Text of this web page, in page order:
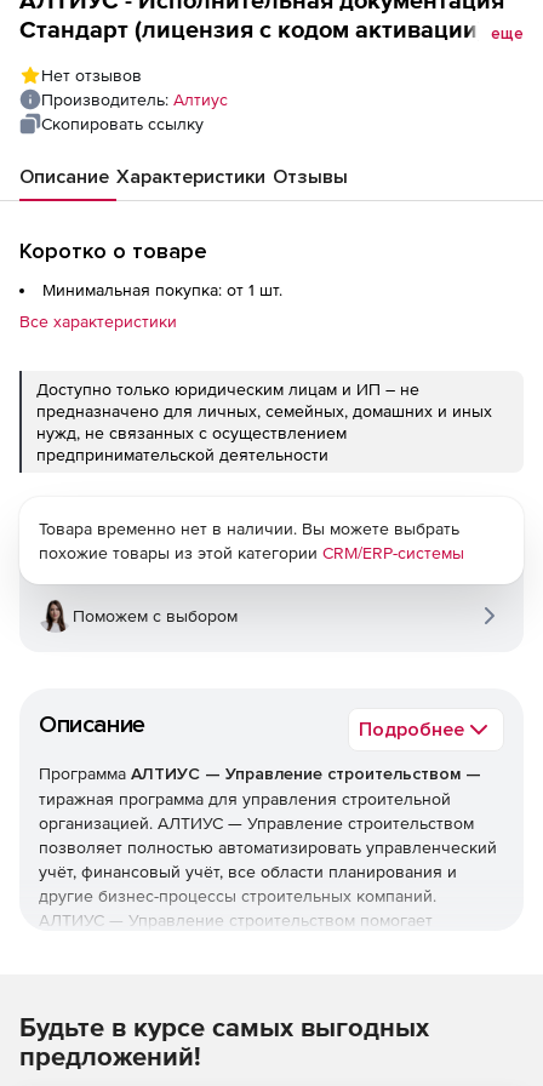
Стандарт (лицензия с кодом активации),
еще
Нет отзывов
Производитель: Алтиус
Скопировать ссылку
Описание Характеристики Отзывы
Коротко о товаре
Минимальная покупка: от 1 шт.
Все характеристики
Доступно только юридическим лицам и ИП – не
предназначено для личных, семейных, домашних и иных
нужд, не связанных с осуществлением
предпринимательской деятельности
Описание Подробнее
Программа АЛТИУС — Управление строительством —
тиражная программа для управления строительной
организацией. АЛТИУС — Управление строительством
позволяет полностью автоматизировать управленческий
учёт, финансовый учёт, все области планирования и
другие бизнес-процессы строительных компаний.
АЛТИУС — Управление строительством помогает
планы, автоматизировать документооборот, получать ряд
отчётов, максимально повысить уровень организации
Товара временно нет в наличии. Вы можете выбрать
похожие товары из этой категории CRM/ERP-системы
Поможем с выбором
Будьте в курсе самых выгодных
предложений!